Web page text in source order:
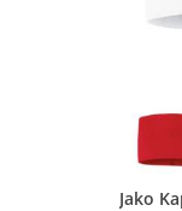
Jako